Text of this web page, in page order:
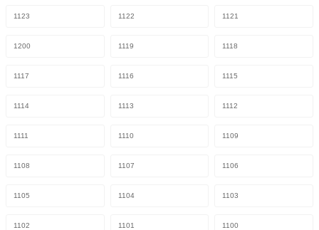
1123 1122 1121
1200 1119 1118
1117 1116 1115
1114 1113 1112
1111 1110 1109
1108 1107 1106
1105 1104 1103
1102 1101 1100